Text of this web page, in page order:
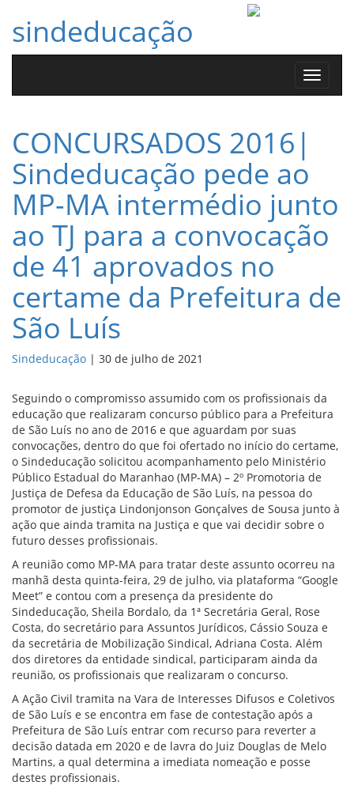
sindeducação
Toggle
CONCURSADOS 2016|
Sindeducação pede ao
MP-MA intermédio junto
ao TJ para a convocação
de 41 aprovados no
certame da Prefeitura de
São Luís
Sindeducação | 30 de julho de 2021
Seguindo o compromisso assumido com os profissionais da
educação que realizaram concurso público para a Prefeitura
de São Luís no ano de 2016 e que aguardam por suas
convocações, dentro do que foi ofertado no início do certame,
o Sindeducação solicitou acompanhamento pelo Ministério
Público Estadual do Maranhao (MP-MA) – 2º Promotoria de
Justiça de Defesa da Educação de São Luís, na pessoa do
promotor de justiça Lindonjonson Gonçalves de Sousa junto à
ação que ainda tramita na Justiça e que vai decidir sobre o
futuro desses profissionais.
A reunião como MP-MA para tratar deste assunto ocorreu na
manhã desta quinta-feira, 29 de julho, via plataforma “Google
Meet” e contou com a presença da presidente do
Sindeducação, Sheila Bordalo, da 1ª Secretária Geral, Rose
Costa, do secretário para Assuntos Jurídicos, Cássio Souza e
da secretária de Mobilização Sindical, Adriana Costa. Além
dos diretores da entidade sindical, participaram ainda da
reunião, os profissionais que realizaram o concurso.
A Ação Civil tramita na Vara de Interesses Difusos e Coletivos
de São Luís e se encontra em fase de contestação após a
Prefeitura de São Luís entrar com recurso para reverter a
decisão datada em 2020 e de lavra do Juiz Douglas de Melo
Martins, a qual determina a imediata nomeação e posse
destes profissionais.